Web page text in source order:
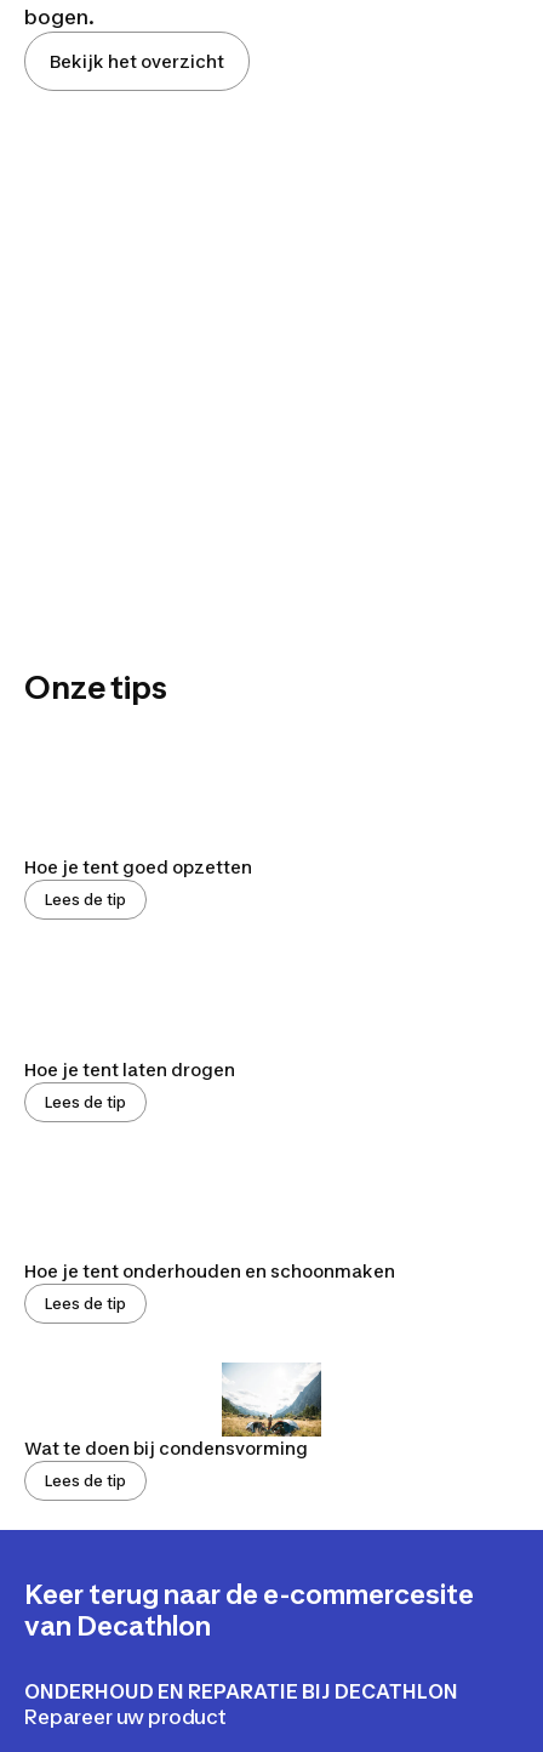
bogen.
Bekijk het overzicht
Onze tips
Hoe je tent goed opzetten
Lees de tip
Hoe je tent laten drogen
Lees de tip
Hoe je tent onderhouden en schoonmaken
Lees de tip
Wat te doen bij condensvorming
Lees de tip
Keer terug naar de e-commercesite
van Decathlon
ONDERHOUD EN REPARATIE BIJ DECATHLON
Repareer uw product